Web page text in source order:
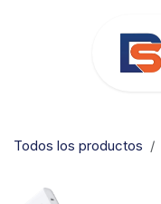
Todos los productos